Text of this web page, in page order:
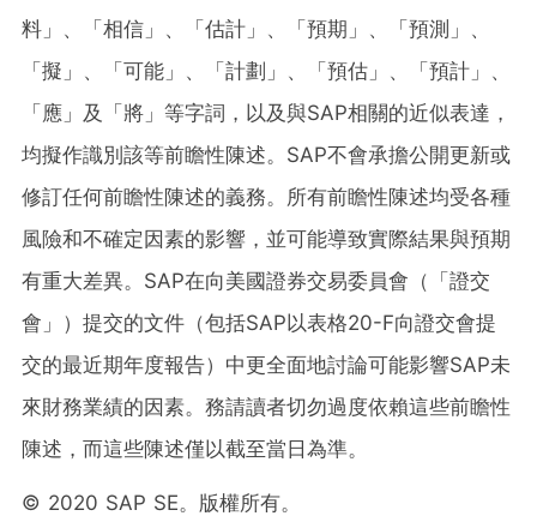
料」、「相信」、「估計」、「預期」、「預測」、
「擬」、「可能」、「計劃」、「預估」、「預計」、
「應」及「將」等字詞，以及與SAP相關的近似表達，
均擬作識別該等前瞻性陳述。SAP不會承擔公開更新或
修訂任何前瞻性陳述的義務。所有前瞻性陳述均受各種
風險和不確定因素的影響，並可能導致實際結果與預期
有重大差異。SAP在向美國證券交易委員會（「證交
會」）提交的文件（包括SAP以表格20-F向證交會提
交的最近期年度報告）中更全面地討論可能影響SAP未
來財務業績的因素。務請讀者切勿過度依賴這些前瞻性
陳述，而這些陳述僅以截至當日為準。
© 2020 SAP SE。版權所有。